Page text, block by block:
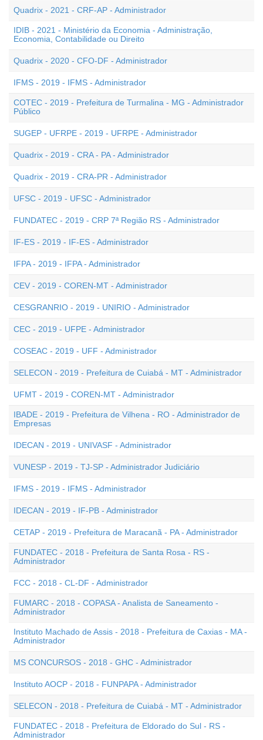
Quadrix - 2021 - CRF-AP - Administrador
IDIB - 2021 - Ministério da Economia - Administração,
Economia, Contabilidade ou Direito
Quadrix - 2020 - CFO-DF - Administrador
IFMS - 2019 - IFMS - Administrador
COTEC - 2019 - Prefeitura de Turmalina - MG - Administrador
Público
SUGEP - UFRPE - 2019 - UFRPE - Administrador
Quadrix - 2019 - CRA - PA - Administrador
Quadrix - 2019 - CRA-PR - Administrador
UFSC - 2019 - UFSC - Administrador
FUNDATEC - 2019 - CRP 7ª Região RS - Administrador
IF-ES - 2019 - IF-ES - Administrador
IFPA - 2019 - IFPA - Administrador
CEV - 2019 - COREN-MT - Administrador
CESGRANRIO - 2019 - UNIRIO - Administrador
CEC - 2019 - UFPE - Administrador
COSEAC - 2019 - UFF - Administrador
SELECON - 2019 - Prefeitura de Cuiabá - MT - Administrador
UFMT - 2019 - COREN-MT - Administrador
IBADE - 2019 - Prefeitura de Vilhena - RO - Administrador de
Empresas
IDECAN - 2019 - UNIVASF - Administrador
VUNESP - 2019 - TJ-SP - Administrador Judiciário
IFMS - 2019 - IFMS - Administrador
IDECAN - 2019 - IF-PB - Administrador
CETAP - 2019 - Prefeitura de Maracanã - PA - Administrador
FUNDATEC - 2018 - Prefeitura de Santa Rosa - RS -
Administrador
FCC - 2018 - CL-DF - Administrador
FUMARC - 2018 - COPASA - Analista de Saneamento -
Administrador
Instituto Machado de Assis - 2018 - Prefeitura de Caxias - MA -
Administrador
MS CONCURSOS - 2018 - GHC - Administrador
Instituto AOCP - 2018 - FUNPAPA - Administrador
SELECON - 2018 - Prefeitura de Cuiabá - MT - Administrador
FUNDATEC - 2018 - Prefeitura de Eldorado do Sul - RS -
Administrador